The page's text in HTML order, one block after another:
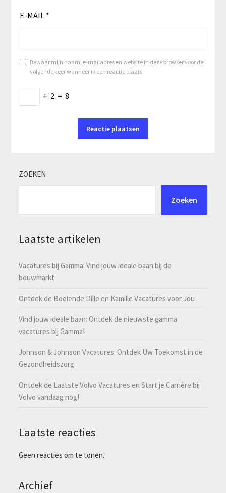
E-MAIL *
Bewaar mijn naam, e-mailadres en website in deze browser voor de
volgende keer wanneer ik een reactie plaats.
+ 2 = 8
ZOEKEN
Zoeken
Laatste artikelen
Vacatures bij Gamma: Vind jouw ideale baan bij de
bouwmarkt
Ontdek de Boeiende Dille en Kamille Vacatures voor Jou
Vind jouw ideale baan: Ontdek de nieuwste gamma
vacatures bij Gamma!
Johnson & Johnson Vacatures: Ontdek Uw Toekomst in de
Gezondheidszorg
Ontdek de Laatste Volvo Vacatures en Start je Carrière bij
Volvo vandaag nog!
Laatste reacties
Geen reacties om te tonen.
Archief